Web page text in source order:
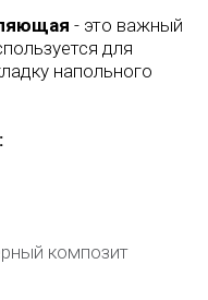
- это важный
для
напольного
композит